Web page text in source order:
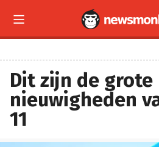

Dit zijn de grote
nieuwigheden
11